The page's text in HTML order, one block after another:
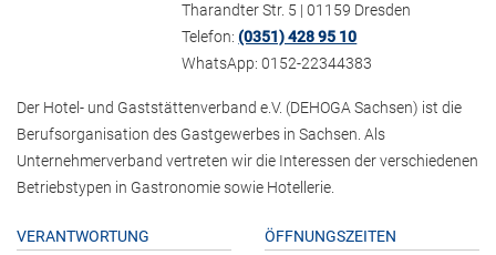
Tharandter Str. 5 | 01159 Dresden
Telefon:(0351) 428 95 10
WhatsApp: 0152-22344383
Der Hotel- und Gaststättenverband e.V. (DEHOGA Sachsen) ist die
Berufsorganisation des Gastgewerbes in Sachsen. Als
Unternehmerverband vertreten wir die Interessen der verschiedenen
Betriebstypen in Gastronomie sowie Hotellerie.
VERANTWORTUNG ÖFFNUNGSZEITEN